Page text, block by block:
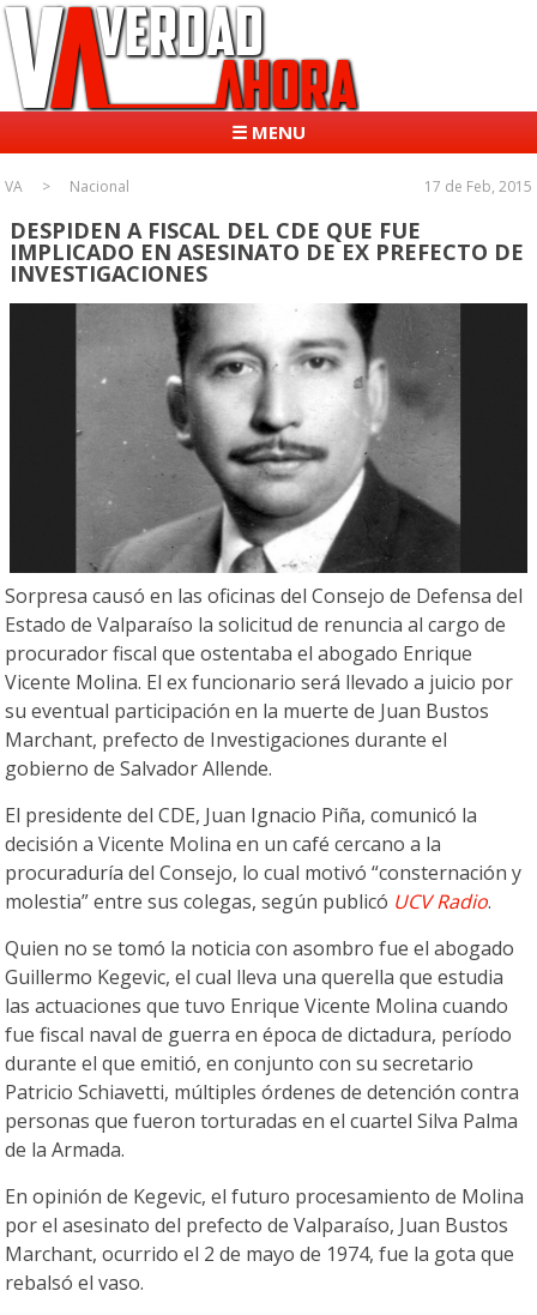
☰ MENU
VA Nacional 17 de Feb, 2015
DESPIDEN A FISCAL DEL CDE QUE FUE
IMPLICADO EN ASESINATO DE EX PREFECTO DE
INVESTIGACIONES
Sorpresa causó en las oficinas del Consejo de Defensa del
Estado de Valparaíso la solicitud de renuncia al cargo de
procurador fiscal que ostentaba el abogado Enrique
Vicente Molina. El ex funcionario será llevado a juicio por
su eventual participación en la muerte de Juan Bustos
Marchant, prefecto de Investigaciones durante el
gobierno de Salvador Allende.
El presidente del CDE, Juan Ignacio Piña, comunicó la
decisión a Vicente Molina en un café cercano a la
procuraduría del Consejo, lo cual motivó “consternación y
molestia” entre sus colegas, según publicó UCV Radio.
Quien no se tomó la noticia con asombro fue el abogado
Guillermo Kegevic, el cual lleva una querella que estudia
las actuaciones que tuvo Enrique Vicente Molina cuando
fue fiscal naval de guerra en época de dictadura, período
durante el que emitió, en conjunto con su secretario
Patricio Schiavetti, múltiples órdenes de detención contra
personas que fueron torturadas en el cuartel Silva Palma
de la Armada.
En opinión de Kegevic, el futuro procesamiento de Molina
por el asesinato del prefecto de Valparaíso, Juan Bustos
Marchant, ocurrido el 2 de mayo de 1974, fue la gota que
rebalsó el vaso.